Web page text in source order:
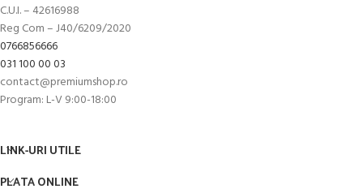
C.U.I. – 42616988
Reg Com – J40/6209/2020
0766856666
031 100 00 03
contact@premiumshop.ro
Program: L-V 9:00-18:00
LINK-URI UTILE
PLATA ONLINE